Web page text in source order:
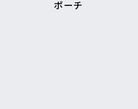
ポーチ